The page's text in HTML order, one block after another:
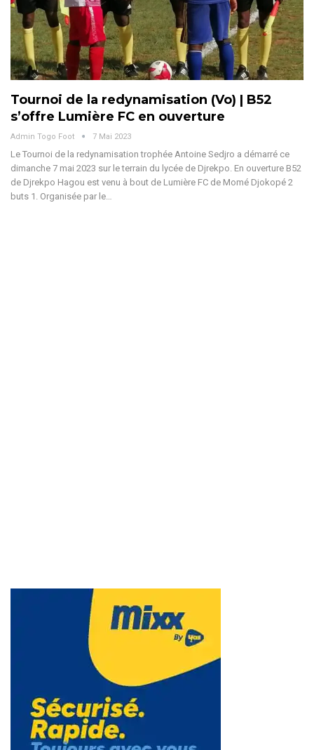
Tournoi de la redynamisation (Vo) | B52
s’offre Lumière FC en ouverture
Admin Togo Foot 7 Mai 2023
Le Tournoi de la redynamisation trophée Antoine Sedjro a démarré ce
dimanche 7 mai 2023 sur le terrain du lycée de Djrekpo. En ouverture B52
de Djrekpo Hagou est venu à bout de Lumière FC de Momé Djokopé 2
buts 1. Organisée par le…